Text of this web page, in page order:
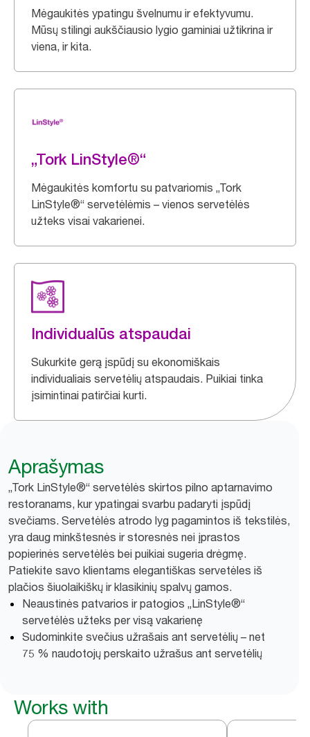
Mėgaukitės ypatingu švelnumu ir efektyvumu.
Mūsų stilingi aukščiausio lygio gaminiai užtikrina ir
viena, ir kita.
„Tork LinStyle®“
Mėgaukitės komfortu su patvariomis „Tork
LinStyle®“ servetėlėmis – vienos servetėlės
užteks visai vakarienei.
Individualūs atspaudai
Sukurkite gerą įspūdį su ekonomiškais
individualiais servetėlių atspaudais. Puikiai tinka
įsimintinai patirčiai kurti.
Aprašymas
„Tork LinStyle®“ servetėlės skirtos pilno aptarnavimo
restoranams, kur ypatingai svarbu padaryti įspūdį
svečiams. Servetėlės atrodo lyg pagamintos iš tekstilės,
yra daug minkštesnės ir storesnės nei įprastos
popierinės servetėlės bei puikiai sugeria drėgmę.
Patiekite savo klientams elegantiškas servetėles iš
plačios šiuolaikiškų ir klasikinių spalvų gamos.
Neaustinės patvarios ir patogios „LinStyle®“
servetėlės užteks per visą vakarienę
Sudominkite svečius užrašais ant servetėlių – net
75 % naudotojų perskaito užrašus ant servetėlių
Works with